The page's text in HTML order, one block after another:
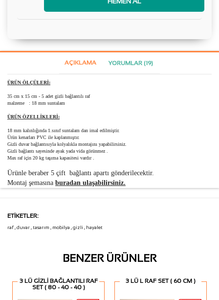
AÇIKLAMA YORUMLAR (19)
ÜRÜN ÖLÇÜLERİ:
35 cm x 15 cm - 5 adet gizli bağlantılı raf
malzeme : 18 mm suntalam
ÜRÜN ÖZELLİKLERİ:
18 mm kalınlığında 1.sınıf suntalam dan imal edilmiştir.
Ürün kenarları PVC ile kaplanmıştır.
Gizli duvar bağlantısıyla kolyalıkla montajını yapabilirsiniz.
Gizli bağlantı sayesinde ayak yada vida görünmez .
Max raf için 20 kg taşıma kapasitesi vardır .
Ürünle beraber 5 çift bağlantı apartı gönderilecektir.
Montaj şemasına buradan ulaşabilirsiniz.
ETIKETLER:
raf duvar tasarım mobilya gizli hayalet
BENZER ÜRÜNLER
3 LÜ GİZLİ BAĞLANTILI RAF
SET ( 80 - 40 - 40 )
3 LÜ L RAF SET ( 60 CM )